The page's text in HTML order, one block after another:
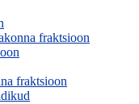
fraktsioon
fraktsioon